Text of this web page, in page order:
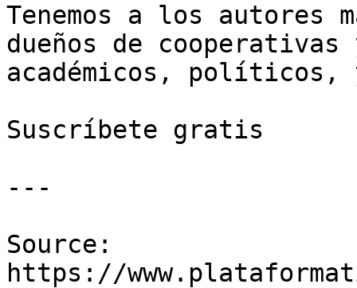
Tenemos a los autores
dueños de cooperativas
académicos, políticos,
Suscríbete gratis
---
Source:
https://